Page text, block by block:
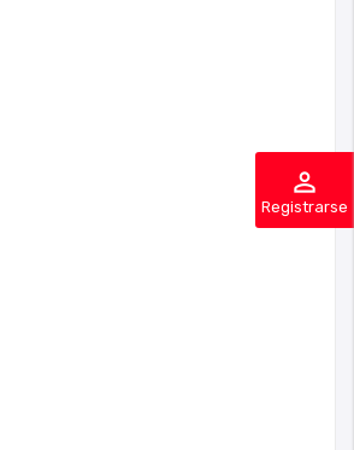
perm_identity
Registrarse